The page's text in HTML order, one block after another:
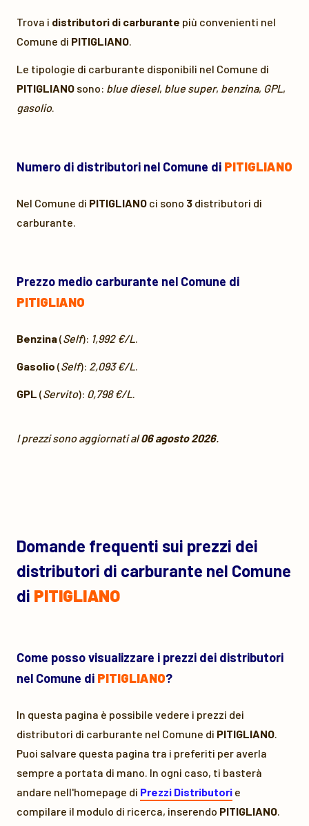
Trova i distributori di carburante più convenienti nel
Comune di PITIGLIANO.
Le tipologie di carburante disponibili nel Comune di
PITIGLIANO sono: blue diesel, blue super, benzina, GPL,
gasolio.
Numero di distributori nel Comune di PITIGLIANO
Nel Comune di PITIGLIANO ci sono 3 distributori di
carburante.
Prezzo medio carburante nel Comune di
PITIGLIANO
Benzina(Self): 1,992 €/L.
Gasolio (Self): 2,093 €/L.
GPL (Servito): 0,798 €/L.
I prezzi sono aggiornati al06 agosto 2026.
Domande frequenti sui prezzi dei
distributori di carburante nel Comune
di PITIGLIANO
Come posso visualizzare i prezzi dei distributori
nel Comune di PITIGLIANO?
In questa pagina è possibile vedere i prezzi dei
distributori di carburante nel Comune di PITIGLIANO.
Puoi salvare questa pagina tra i preferiti per averla
sempre a portata di mano. In ogni caso, ti basterà
andare nell'homepage di Prezzi Distributori e
compilare il modulo di ricerca, inserendo PITIGLIANO.